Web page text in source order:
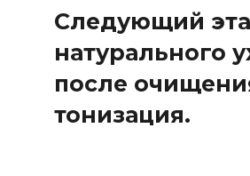
Следующий
натурального
после
тонизация.